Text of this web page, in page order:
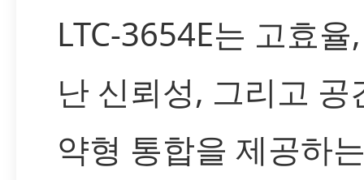
LTC-3654E는 고효율
난 신뢰성, 그리고 공
약형 통합을 제공하